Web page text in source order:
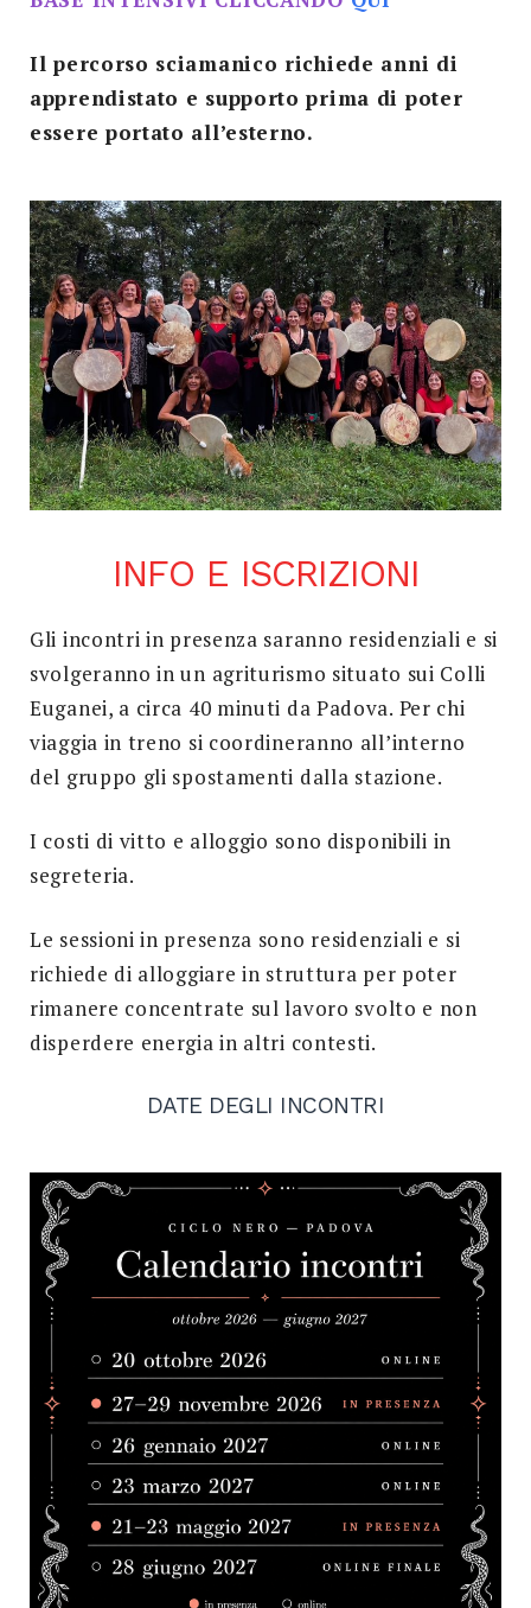
Il percorso sciamanico richiede anni di
apprendistato e supporto prima di poter
essere portato all’esterno.
INFO E ISCRIZIONI
Gli incontri in presenza saranno residenziali e si
svolgeranno in un agriturismo situato sui Colli
Euganei, a circa 40 minuti da Padova. Per chi
viaggia in treno si coordineranno all’interno
del gruppo gli spostamenti dalla stazione.
I costi di vitto e alloggio sono disponibili in
segreteria.
Le sessioni in presenza sono residenziali e si
richiede di alloggiare in struttura per poter
rimanere concentrate sul lavoro svolto e non
disperdere energia in altri contesti.
DATE DEGLI INCONTRI